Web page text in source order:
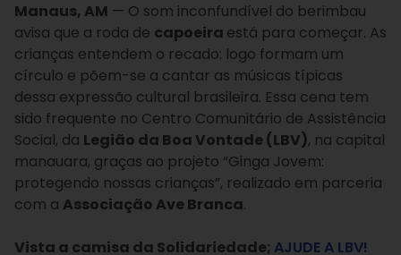
Manaus, AM — O som inconfundível do berimbau
avisa que a roda de capoeira está para começar. As
crianças entendem o recado: logo formam um
círculo e põem-se a cantar as músicas típicas
dessa expressão cultural brasileira. Essa cena tem
sido frequente no Centro Comunitário de Assistência
Social, da Legião da Boa Vontade (LBV), na capital
manauara, graças ao projeto “Ginga Jovem:
protegendo nossas crianças”, realizado em parceria
com a Associação Ave Branca.
Vista a camisa da Solidariedade; AJUDE A LBV!